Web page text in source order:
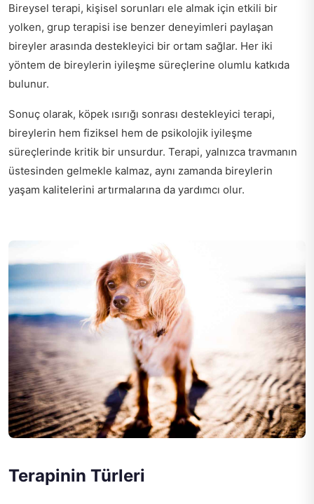
Bireysel terapi, kişisel sorunları ele almak için etkili bir
yolken, grup terapisi ise benzer deneyimleri paylaşan
bireyler arasında destekleyici bir ortam sağlar. Her iki
yöntem de bireylerin iyileşme süreçlerine olumlu katkıda
bulunur.
Sonuç olarak, köpek ısırığı sonrası destekleyici terapi,
bireylerin hem fiziksel hem de psikolojik iyileşme
süreçlerinde kritik bir unsurdur. Terapi, yalnızca travmanın
üstesinden gelmekle kalmaz, aynı zamanda bireylerin
yaşam kalitelerini artırmalarına da yardımcı olur.
Terapinin Türleri